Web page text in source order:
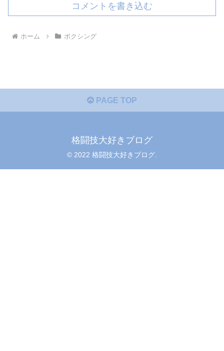
コメントを書き込む
ホーム ボクシング
PAGE TOP
格闘技大好きブログ
© 2022 格闘技大好きブログ.